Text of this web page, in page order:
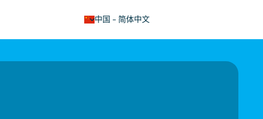
中国 - 简体中文
keyboard_arrow_down